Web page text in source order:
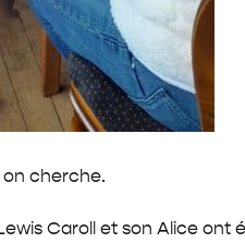
on cherche.
Caroll et son Alice ont